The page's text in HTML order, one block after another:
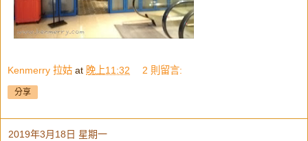
Kenmerry 拉姑 at 晚上11:32 2 則留言:
分享
2019年3月18日 星期一